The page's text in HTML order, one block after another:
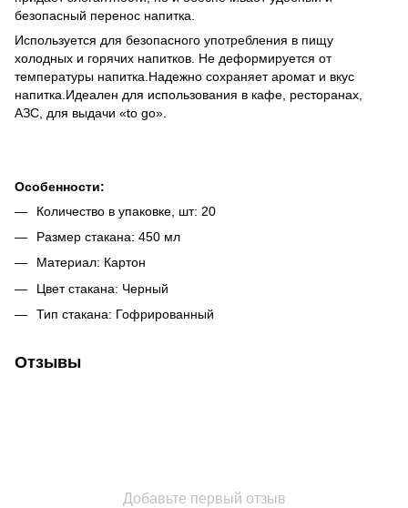
безопасный перенос напитка.
Используется для безопасного употребления в пищу
холодных и горячих напитков. Не деформируется от
температуры напитка.Надежно сохраняет аромат и вкус
напитка.Идеален для использования в кафе, ресторанах,
АЗС, для выдачи «to go».
Особенности:
Количество в упаковке, шт: 20
Размер стакана: 450 мл
Материал: Картон
Цвет стакана: Черный
Тип стакана: Гофрированный
Отзывы
Добавьте первый отзыв